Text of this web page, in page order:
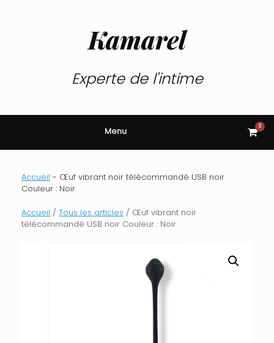
Kamarel
Experte de l'intime
Menu View
cart
0
Accueil - Œuf vibrant noir télécommandé USB noir
Couleur : Noir
Accueil / Tous les articles / Œuf vibrant noir
télécommandé USB noir Couleur : Noir